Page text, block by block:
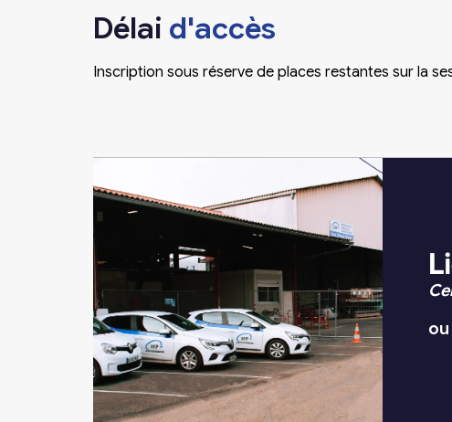
Délai d'accès
Inscription sous réserve de places restantes sur la